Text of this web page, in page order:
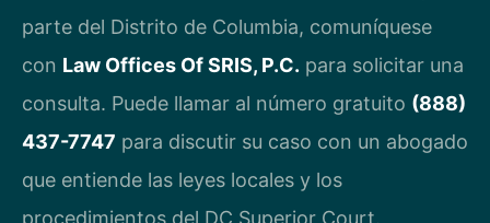
parte del Distrito de Columbia, comuníquese
con Law Offices Of SRIS, P.C. para solicitar una
consulta. Puede llamar al número gratuito (888)
437-7747 para discutir su caso con un abogado
que entiende las leyes locales y los
procedimientos del DC Superior Court.